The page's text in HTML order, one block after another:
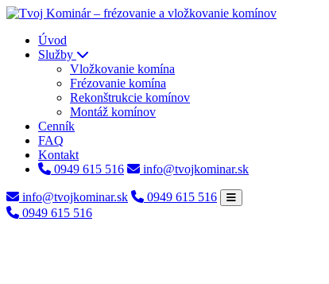
Úvod
Služby
Vložkovanie komína
Frézovanie komína
Rekonštrukcie komínov
Montáž komínov
Cenník
FAQ
Kontakt
0949 615 516
info@tvojkominar.sk
info@tvojkominar.sk
0949 615 516
0949 615 516